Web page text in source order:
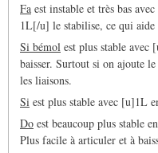
Fa est instable et très bas
1L[/u] le stabilise, ce qui aide
Si bémol est plus stable
baisser. Surtout si on ajoute
les liaisons.
Si est plus stable avec [u]1L
Do est beaucoup plus stable
Plus facile à articuler et à